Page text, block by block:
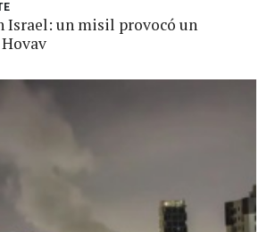
Israel: un misil provocó un